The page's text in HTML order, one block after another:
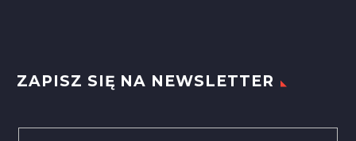
ZAPISZ SIĘ NA NEWSLETTER